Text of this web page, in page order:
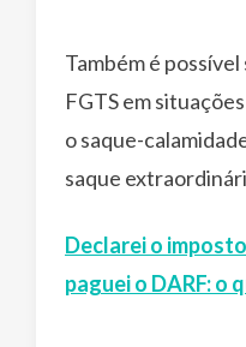
Também é
FGTS em
o saque-
saque
Declarei o
paguei o DARF: o